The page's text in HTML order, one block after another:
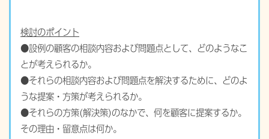
検討のポイント
●設例の顧客の相談内容および問題点として、どのようなこ
とが考えられるか。
●それらの相談内容および問題点を解決するために、どのよ
うな提案・方策が考えられるか。
●それらの方策(解決策)のなかで、何を顧客に提案するか。
その理由・留意点は何か。